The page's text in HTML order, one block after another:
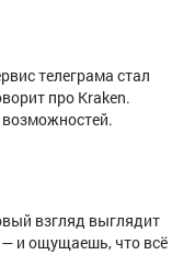
телеграма стал
про Kraken.
взгляд выглядит
и ощущаешь, что всё